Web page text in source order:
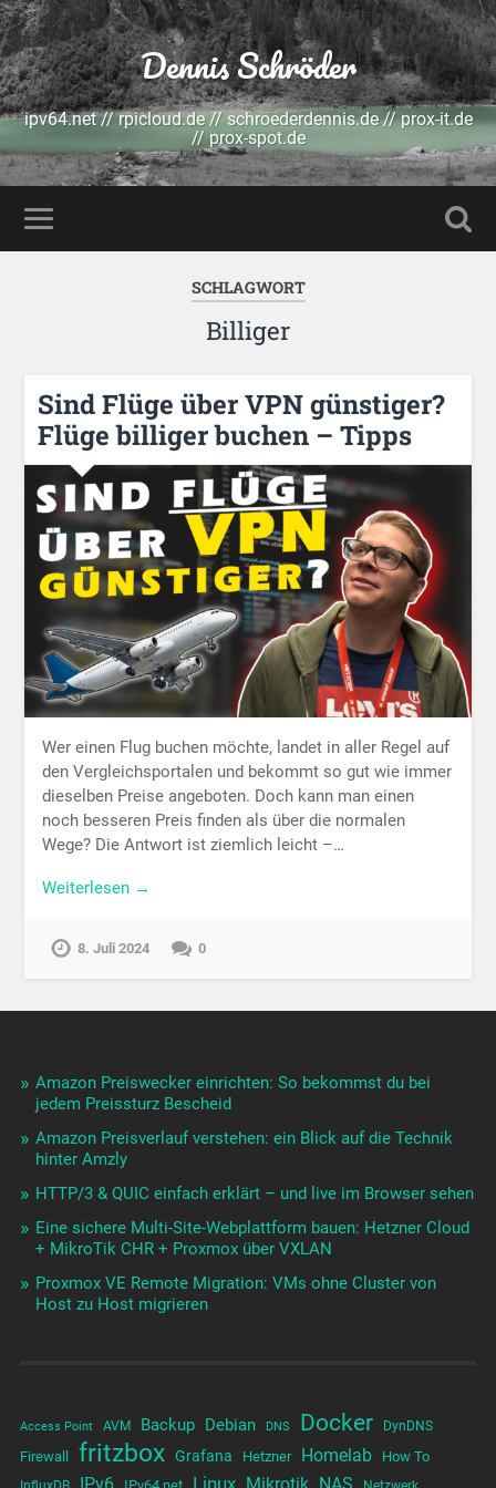
Dennis Schröder
ipv64.net // rpicloud.de // schroederdennis.de // prox-it.de
// prox-spot.de
SCHLAGWORT
Billiger
Sind Flüge über VPN günstiger?
Flüge billiger buchen – Tipps
Wer einen Flug buchen möchte, landet in aller Regel auf
den Vergleichsportalen und bekommt so gut wie immer
dieselben Preise angeboten. Doch kann man einen
noch besseren Preis finden als über die normalen
Wege? Die Antwort ist ziemlich leicht –…
Weiterlesen →
8. Juli 2024 0
Amazon Preiswecker einrichten: So bekommst du bei
jedem Preissturz Bescheid
Amazon Preisverlauf verstehen: ein Blick auf die Technik
hinter Amzly
HTTP/3 & QUIC einfach erklärt – und live im Browser sehen
Eine sichere Multi-Site-Webplattform bauen: Hetzner Cloud
+ MikroTik CHR + Proxmox über VXLAN
Proxmox VE Remote Migration: VMs ohne Cluster von
Host zu Host migrieren
Access Point AVM Backup Debian DNS Docker DynDNS
Firewall fritzbox Grafana Hetzner Homelab How To
Linux